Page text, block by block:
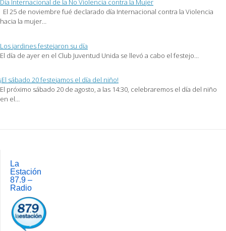
Día Internacional de la No Violencia contra la Mujer
El 25 de noviembre fué declarado día Internacional contra la Violencia
hacia la mujer…
Los jardines festejaron su día
El día de ayer en el Club Juventud Unida se llevó a cabo el festejo…
¡El sábado 20 festejamos el día del niño!
El próximo sábado 20 de agosto, a las 14:30, celebraremos el día del niño
en el…
navigation
La
Estación
87.9 –
Radio